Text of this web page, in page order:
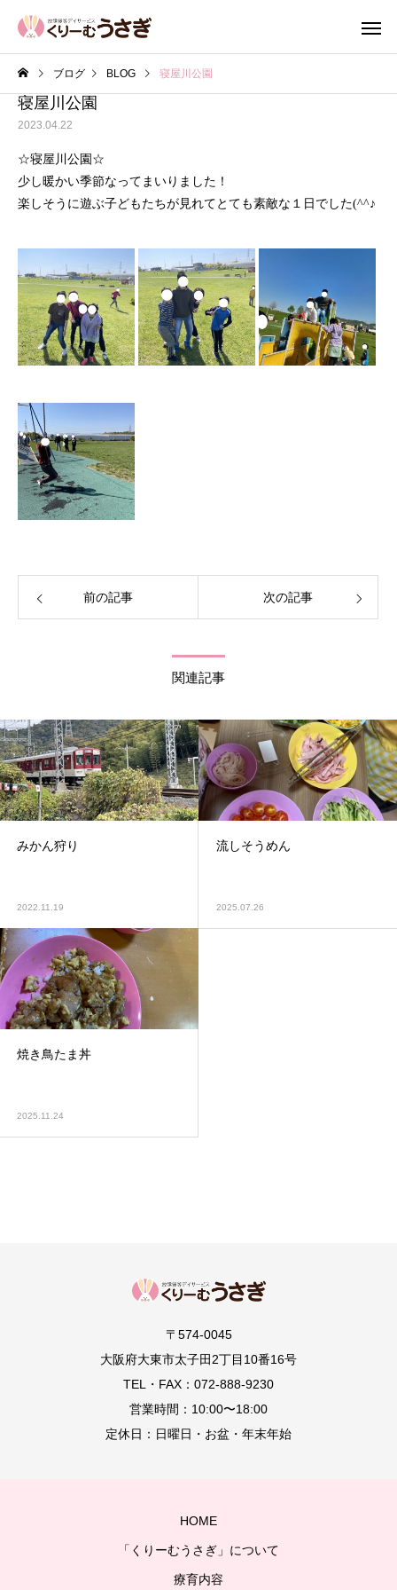
ブログ BLOG 寝屋川公園
寝屋川公園
2023.04.22
☆寝屋川公園☆
少し暖かい季節なってまいりました！
楽しそうに遊ぶ子どもたちが見れてとても素敵な１日でした(^^♪
前の記事 次の記事
関連記事
みかん狩り
2022.11.19
流しそうめん
2025.07.26
焼き鳥たま丼
2025.11.24
〒574-0045
大阪府大東市太子田2丁目10番16号
TEL・FAX：072-888-9230
営業時間：10:00〜18:00
定休日：日曜日・お盆・年末年始
HOME
「くりーむうさぎ」について
療育内容